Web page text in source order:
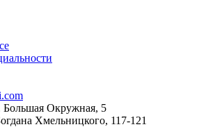
Большая Окружная, 5
Хмельницкого, 117-121